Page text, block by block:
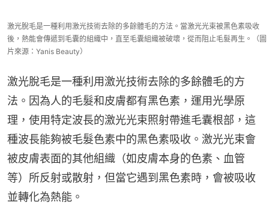
激光脫毛是一種利用激光技術去除的多餘體毛的方法。當激光光束被黑色素吸收
後，熱能會傳遞到毛囊的組織中，直至毛囊組織被破壞，從而阻止毛髮再生。（圖
片來源：Yanis Beauty）
激光脫毛是一種利用激光技術去除的多餘體毛的方
法。因為人的毛髮和皮膚都有黑色素，運用光學原
理，使用特定波長的激光光束照射帶進毛囊根部，這
種波長能夠被毛髮色素中的黑色素吸收。激光光束會
被皮膚表面的其他組織（如皮膚本身的色素、血管
等）所反射或散射，但當它遇到黑色素時，會被吸收
並轉化為熱能。